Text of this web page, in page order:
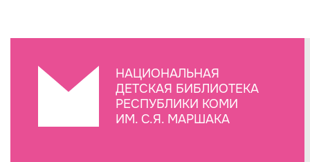
НАЦИОНАЛЬНАЯ
ДЕТСКАЯ БИБЛИОТЕКА
РЕСПУБЛИКИ КОМИ
ИМ. С.Я. МАРШАКА